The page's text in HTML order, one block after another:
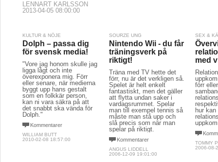
LENNART KARLSSON
2013-04-05 08:00:00
KULTUR & NÖJE
Dolph – passa dig
för svensk media!
"Vore jag honom skulle jag
ligga lågt och inte
överexponera mig. Förr
eller senare, när medierna
byggt upp hans gestalt
som en folkkär person,
kan ni vara säkra på att
det snabbt ska vända för
Dolph."
Kommentarer
WILLIAM BUTT
2010-02-08 18:57:00
SOURZE UNG
Nintendo Wii - du får
träningsverk på
riktigt!
Träna med TV hette det
förr, nu är det verkligen så.
Spelet är helt enkelt
fantastiskt, men det gäller
att flytta undan saker i
vardagsrummet. Spelar
man till exempel tennis så
måste man stå upp och
slå precis som när man
spelar på riktigt.
Kommentarer
ANGUS LIDDELL
2006-12-09 19:01:00
SEX &
med
förr
hur
TOMMY
2006-08-